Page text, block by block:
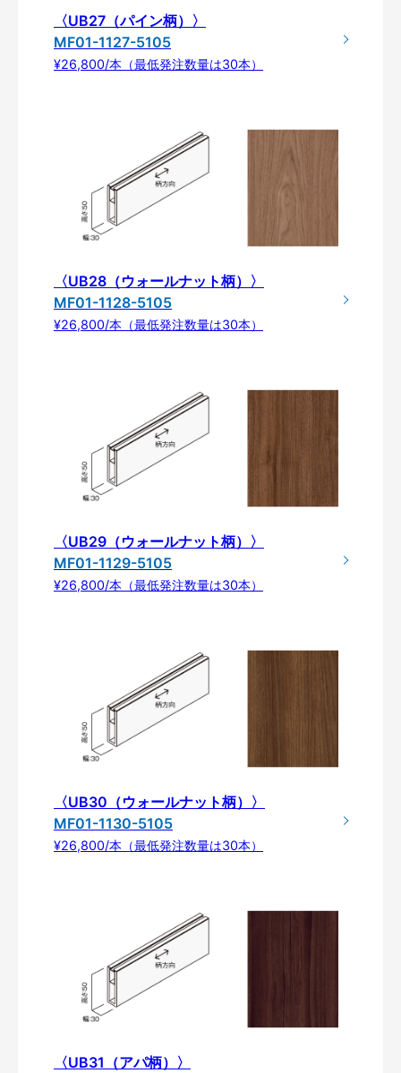
〈UB27（パイン柄）〉
MF01-1127-5105
¥26,800/本（最低発注数量は30本）
〈UB28（ウォールナット柄）〉
MF01-1128-5105
¥26,800/本（最低発注数量は30本）
〈UB29（ウォールナット柄）〉
MF01-1129-5105
¥26,800/本（最低発注数量は30本）
〈UB30（ウォールナット柄）〉
MF01-1130-5105
¥26,800/本（最低発注数量は30本）
〈UB31（アパ柄）〉